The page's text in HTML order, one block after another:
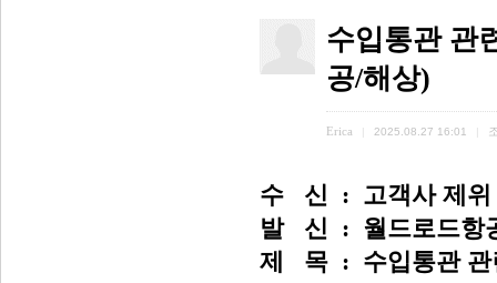
수입통관 관
공/해상)
Erica 2025.08.27 16:01
수 신 : 고객사 제위
발
신 : 월드로드항
제
목 : 수입통관